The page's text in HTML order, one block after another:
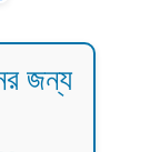
জন্য